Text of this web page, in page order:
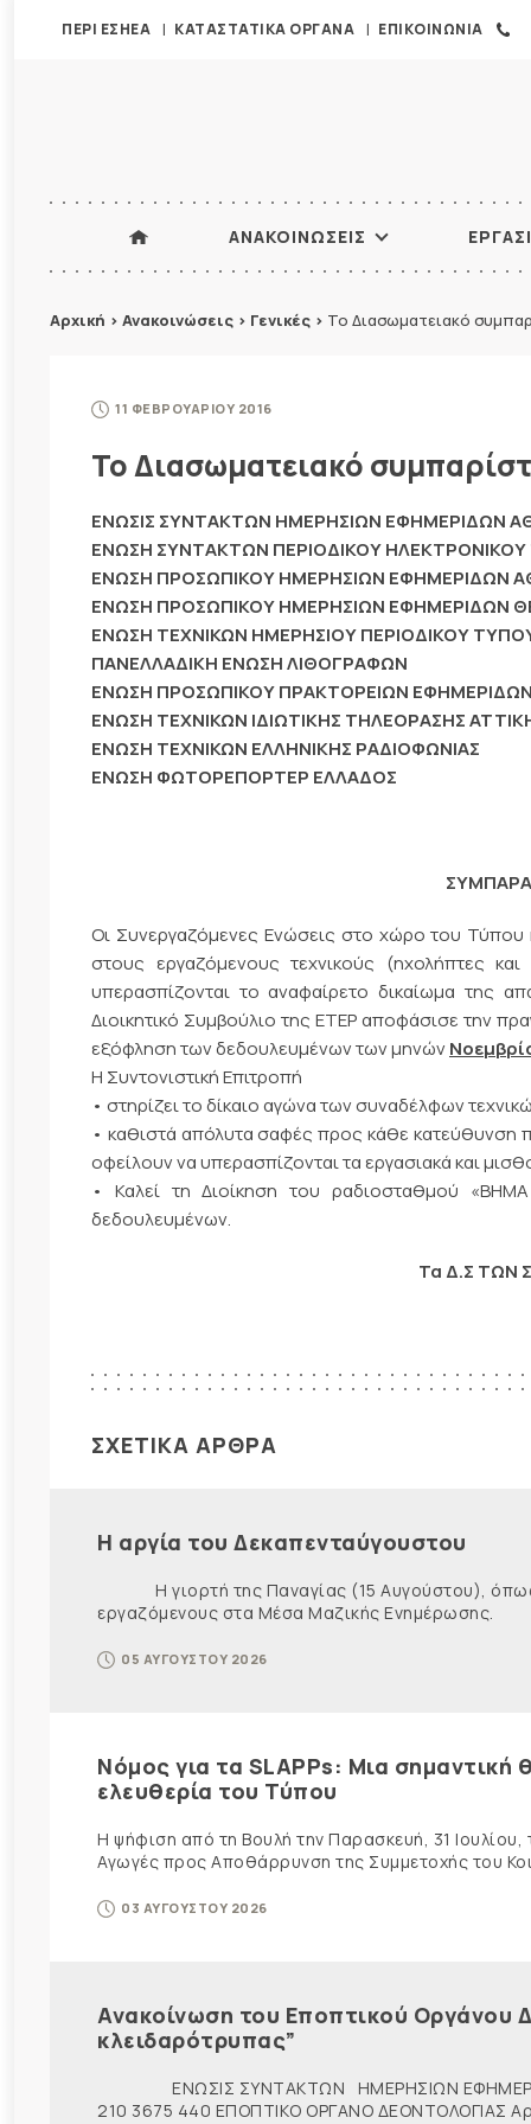
ΠΕΡΙ ΕΣΗΕΑ ΚΑΤΑΣΤΑΤΙΚΑ ΟΡΓΑΝΑ ΕΠΙΚΟΙΝΩΝΙΑ
ΑΝΑΚΟΙΝΩΣΕΙΣ
Αρχική > Ανακοινώσεις > Γενικές > Το Διασωματειακό
11 ΦΕΒΡΟΥΑΡΙΟΥ 2016
Το Διασωματειακό
ΕΝΩΣΙΣ ΣΥΝΤΑΚΤΩΝ ΗΜΕΡΗΣΙΩΝ ΕΦΗΜΕΡΙΔΩΝ
ΕΝΩΣΗ ΣΥΝΤΑΚΤΩΝ ΠΕΡΙΟΔΙΚΟΥ
ΕΝΩΣΗ ΠΡΟΣΩΠΙΚΟΥ ΗΜΕΡΗΣΙΩΝ ΕΦΗΜΕΡΙΔΩΝ
ΕΝΩΣΗ ΠΡΟΣΩΠΙΚΟΥ ΗΜΕΡΗΣΙΩΝ ΕΦΗΜΕΡΙΔΩΝ
ΕΝΩΣΗ ΤΕΧΝΙΚΩΝ ΗΜΕΡΗΣΙΟΥ ΠΕΡΙΟΔΙΚΟΥ
ΠΑΝΕΛΛΑΔΙΚΗ ΕΝΩΣΗ ΛΙΘΟΓΡΑΦΩΝ
ΕΝΩΣΗ ΠΡΟΣΩΠΙΚΟΥ ΠΡΑΚΤΟΡΕΙΩΝ
ΕΝΩΣΗ ΤΕΧΝΙΚΩΝ ΙΔΙΩΤΙΚΗΣ ΤΗΛΕΟΡΑΣΗΣ
ENΩΣΗ ΤΕΧΝΙΚΩΝ ΕΛΛΗΝΙΚΗΣ ΡΑΔΙΟΦΩΝΙΑΣ
ΕΝΩΣΗ ΦΩΤΟΡΕΠΟΡΤΕΡ ΕΛΛΑΔΟΣ
Οι Συνεργαζόμενες Ενώσεις στο χώρο του Τύπου
στους εργαζόμενους τεχνικούς (ηχολήπτες
υπερασπίζονται το αναφαίρετο δικαίωμα της
Διοικητικό Συμβούλιο της ΕΤΕΡ αποφάσισε την
εξόφληση των δεδουλευμένων των μηνών
Η Συντονιστική Επιτροπή
• στηρίζει το δίκαιο αγώνα των συναδέλφων
• καθιστά απόλυτα σαφές προς κάθε κατεύθυνση
οφείλουν να υπερασπίζονται τα εργασιακά και
• Καλεί τη Διοίκηση του ραδιοσταθμού
δεδουλευμένων.
Τα Δ.Σ ΤΩΝ
ΣΧΕΤΙΚΑ ΑΡΘΡΑ
Η αργία του Δεκαπενταύγουστου
Η γιορτή της Παναγίας (15 Αυγούστου), όπως
εργαζόμενους στα Μέσα Μαζικής Ενημέρωσης.
05 ΑΥΓΟΥΣΤΟΥ 2026
Νόμος για τα SLAPPs: Μια σημαντική
ελευθερία του Τύπου
Η ψήφιση από τη Βουλή την Παρασκευή, 31 Ιουλίου,
Αγωγές προς Αποθάρρυνση της Συμμετοχής του
03 ΑΥΓΟΥΣΤΟΥ 2026
Ανακοίνωση του Εποπτικού Οργάνου
κλειδαρότρυπας”
ΕΝΩΣΙΣ ΣΥΝΤΑΚΤΩΝ ΗΜΕΡΗΣΙΩΝ
210 3675 440 ΕΠΟΠΤΙΚΟ ΟΡΓΑΝΟ ΔΕΟΝΤΟΛΟΓΙΑΣ